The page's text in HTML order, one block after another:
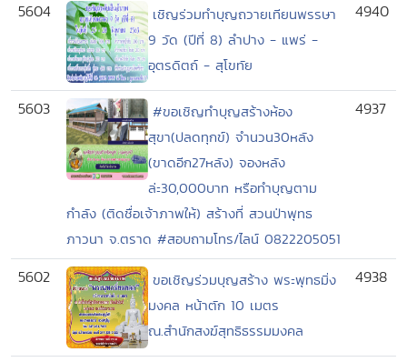
5604
เชิญร่วมทำบุญถวายเทียนพรรษา
9 วัด (ปีที่ 8) ลำปาง - แพร่ -
อุตรดิตถ์ - สุโขทัย
4940
5603
#ขอเชิญทำบุญสร้างห้อง
สุขา(ปลดทุกข์) จำนวน30หลัง
(ขาดอีก27หลัง) จองหลัง
ล่ะ30,000บาท หรือทำบุญตาม
กำลัง (ติดชื่อเจ้าภาพให้) สร้างที่ สวนป่าพุทธ
ภาวนา จ.ตราด #สอบถามโทร/ไลน์ 0822205051
4937
5602
ขอเชิญร่วมบุญสร้าง พระพุทธมิ่ง
มงคล หน้าตัก 10 เมตร
ณ.สำนักสงฆ์สุทธิธรรมมงคล
4938